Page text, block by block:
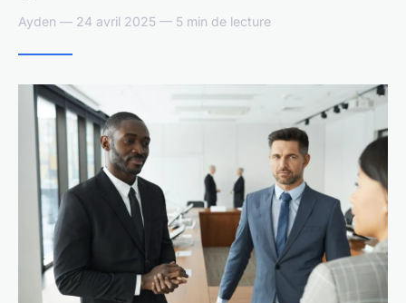
Ayden — 24 avril 2025 — 5 min de lecture